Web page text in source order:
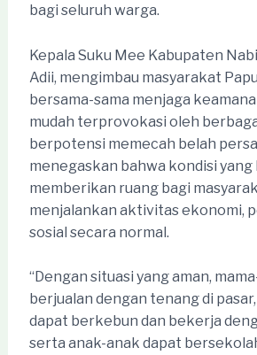
bagi seluruh warga.
Kepala Suku Mee Kabupaten
Adii, mengimbau masyarakat
bersama-sama menjaga
mudah terprovokasi oleh
berpotensi memecah belah
menegaskan bahwa kondisi
memberikan ruang bagi
menjalankan aktivitas ekonomi,
sosial secara normal.
“Dengan situasi yang aman,
berjualan dengan tenang di
dapat berkebun dan bekerja
serta anak-anak dapat